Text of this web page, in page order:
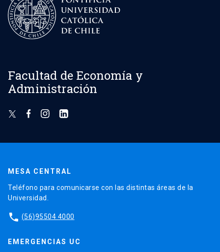
Facultad de Economía y
Administración
MESA CENTRAL
Teléfono para comunicarse con las distintas áreas de la
Universidad.
phone (56)95504 4000
EMERGENCIAS UC